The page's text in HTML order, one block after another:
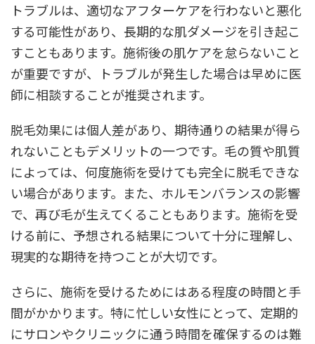
トラブルは、適切なアフターケアを行わないと悪化
する可能性があり、長期的な肌ダメージを引き起こ
すこともあります。施術後の肌ケアを怠らないこと
が重要ですが、トラブルが発生した場合は早めに医
師に相談することが推奨されます。
脱毛効果には個人差があり、期待通りの結果が得ら
れないこともデメリットの一つです。毛の質や肌質
によっては、何度施術を受けても完全に脱毛できな
い場合があります。また、ホルモンバランスの影響
で、再び毛が生えてくることもあります。施術を受
ける前に、予想される結果について十分に理解し、
現実的な期待を持つことが大切です。
さらに、施術を受けるためにはある程度の時間と手
間がかかります。特に忙しい女性にとって、定期的
にサロンやクリニックに通う時間を確保するのは難